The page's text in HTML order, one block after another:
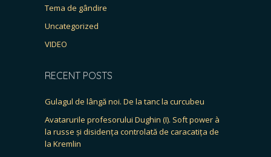
Tema de gândire
Uncategorized
VIDEO
RECENT POSTS
Gulagul de lângă noi. De la tanc la curcubeu
Avatarurile profesorului Dughin (I). Soft power à
la russe și disidența controlată de caracatița de
la Kremlin